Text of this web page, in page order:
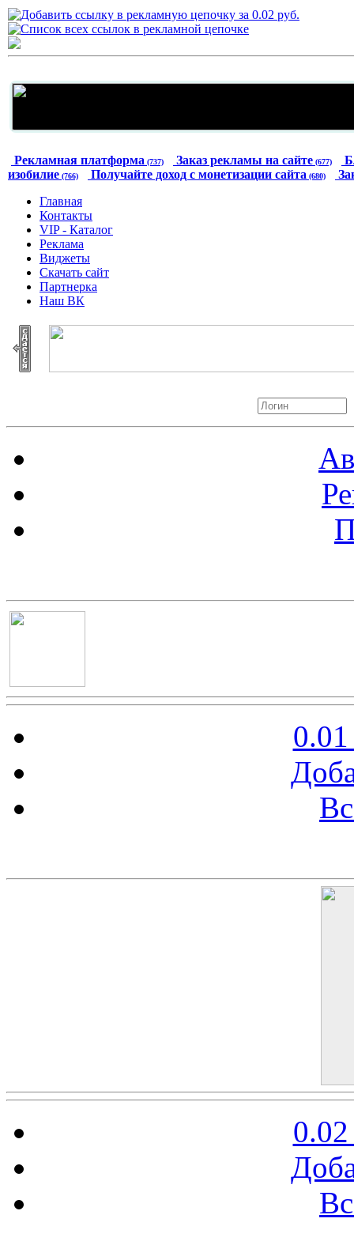
Рекламная платформа (737) Заказ рекламы на сайте (677)
изобилие (766) Получайте доход с монетизации сайта (680)
Главная
Контакты
VIP - Каталог
Реклама
Виджеты
Скачать сайт
Партнерка
Наш ВК